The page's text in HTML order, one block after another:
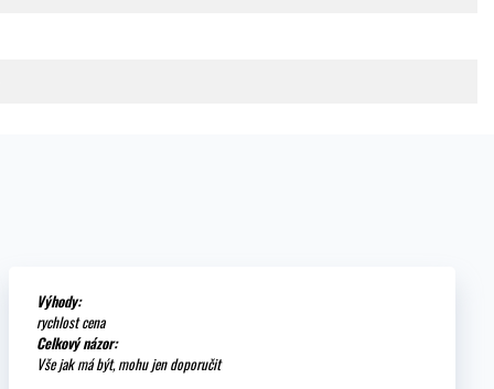
Výhody:
rychlost cena
Celkový názor:
Vše jak má být, mohu jen doporučit